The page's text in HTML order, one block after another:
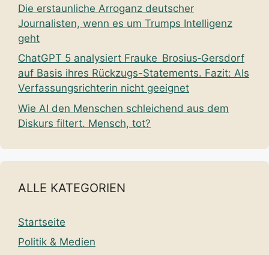
Die erstaunliche Arroganz deutscher
Journalisten, wenn es um Trumps Intelligenz
geht
ChatGPT 5 analysiert Frauke Brosius‑Gersdorf
auf Basis ihres Rückzugs-Statements. Fazit: Als
Verfassungsrichterin nicht geeignet
Wie AI den Menschen schleichend aus dem
Diskurs filtert. Mensch, tot?
ALLE KATEGORIEN
Startseite
Politik & Medien